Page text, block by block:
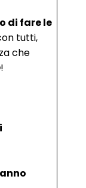
di fare le
tutti,
che
!